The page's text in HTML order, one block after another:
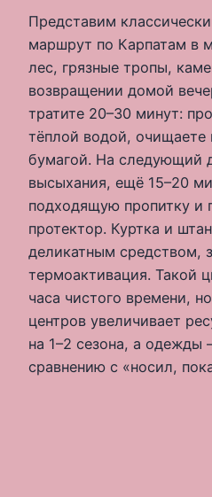
Представим
маршрут по Карпатам в
лес, грязные тропы,
возвращении домой
тратите 20–30 минут:
тёплой водой, очищаете
бумагой. На следующий
высыхания, ещё 15–20
подходящую пропитку и
протектор. Куртка и
деликатным средством,
термоактивация. Такой
часа чистого времени,
центров увеличивает
на 1–2 сезона, а одежды
сравнению с «носил,